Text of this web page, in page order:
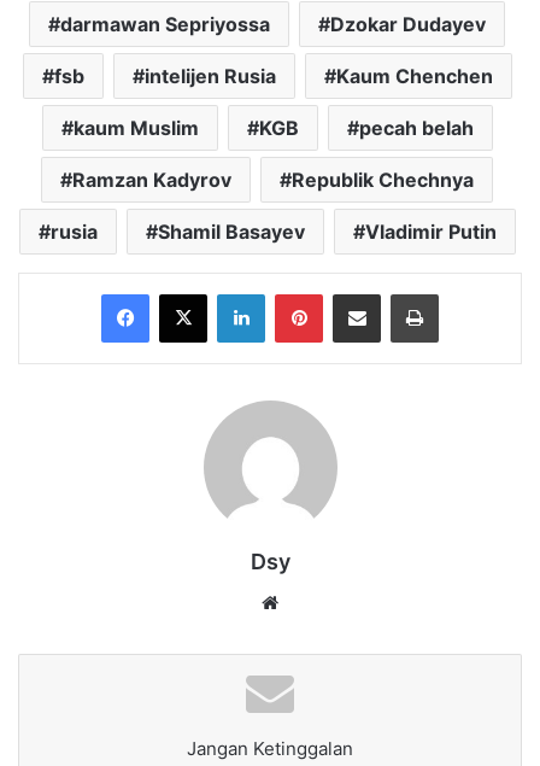
darmawan Sepriyossa Dzokar Dudayev
fsb intelijen Rusia Kaum Chenchen
kaum Muslim KGB pecah belah
Ramzan Kadyrov Republik Chechnya
rusia Shamil Basayev Vladimir Putin
Facebook
X LinkedInPinterestShare via Email Print
Dsy
Jangan Ketinggalan